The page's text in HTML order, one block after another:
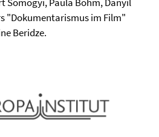
"Dokumentarismus im Film"
Beridze.